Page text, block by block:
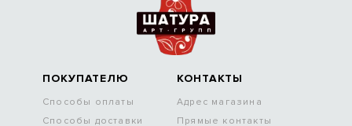
ПОКУПАТЕЛЮ
Способы оплаты
Способы доставки
КОНТАКТЫ
Адрес магазина
Прямые контакты